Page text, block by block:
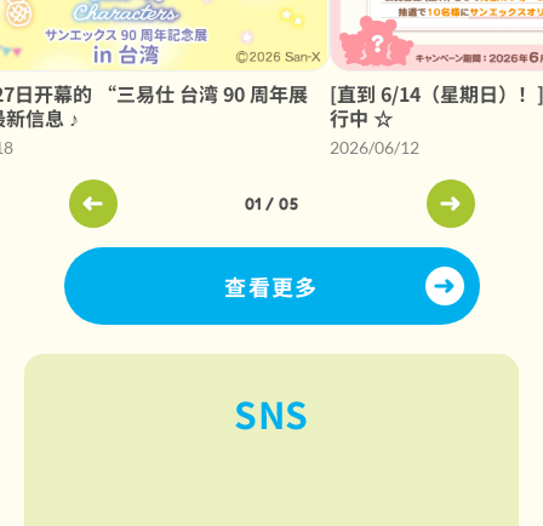
日开幕的 “三易仕 台湾 90 周年展
信息 ♪
[直到 6/14（星期日）
行中 ☆
2026/06/12
01 /05
查看更多
SNS